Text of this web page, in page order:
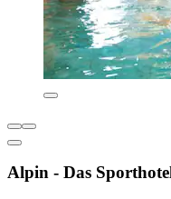
Alpin - Das